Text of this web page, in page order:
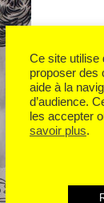
Ce site utilise
proposer des
aide à la
d’audience.
les accepter
savoir plus.